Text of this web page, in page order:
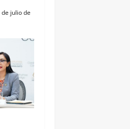
de julio de